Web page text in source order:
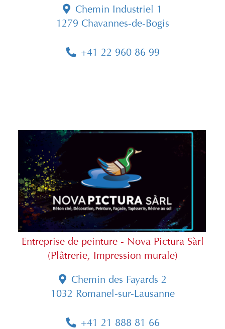
Chemin Industriel 1
1279 Chavannes-de-Bogis
+41 22 960 86 99
Entreprise de peinture - Nova Pictura Sàrl
(Plâtrerie, Impression murale)
Chemin des Fayards 2
1032 Romanel-sur-Lausanne
+41 21 888 81 66